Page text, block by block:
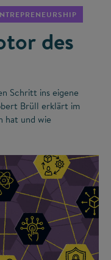
des
Schritt ins eigene
Brüll erklärt im
hat und wie